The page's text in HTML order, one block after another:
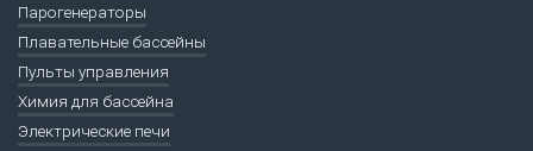
Парогенераторы
Плавательные бассейны
Пульты управления
Химия для бассейна
Электрические печи